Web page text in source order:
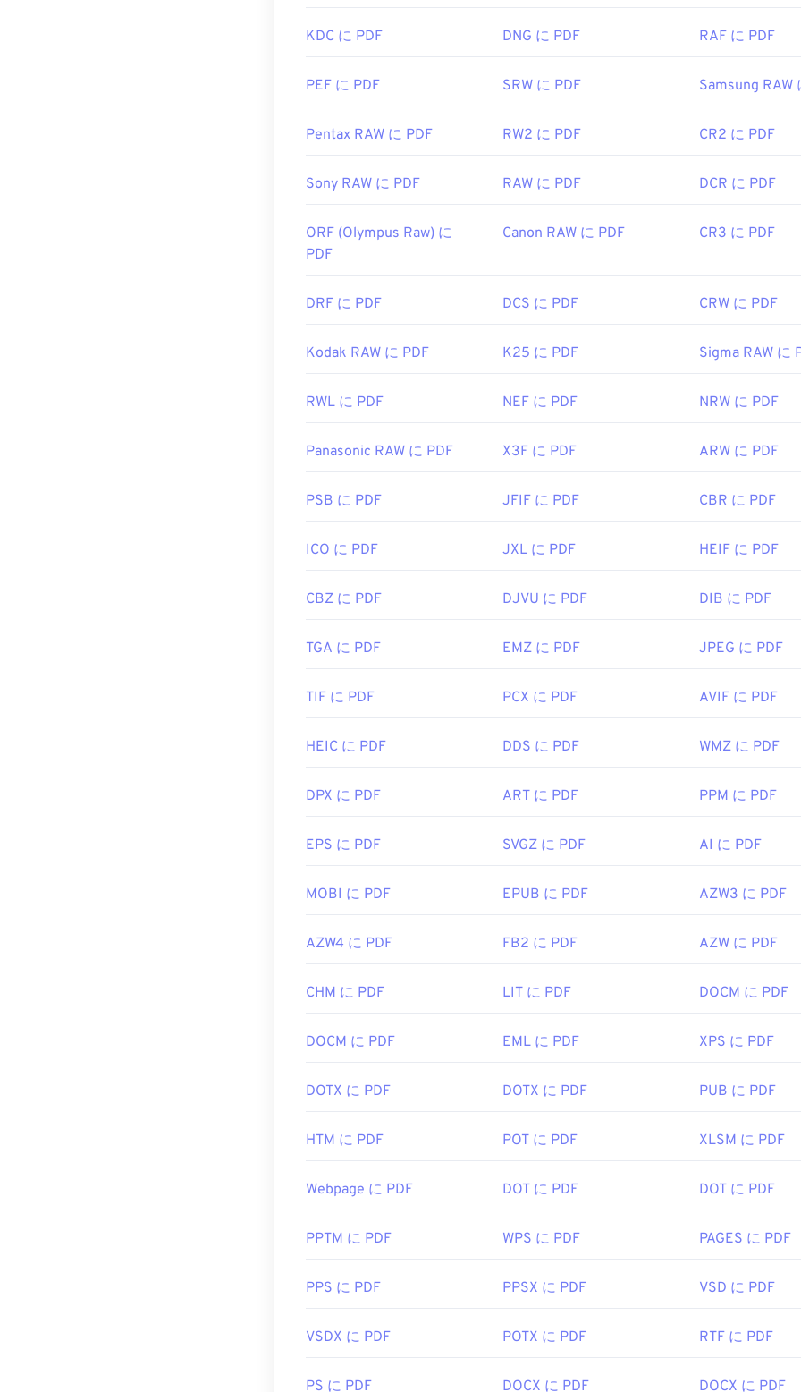
役立つリンク:
https://acrobat.adobe.com/us/en/why-adobe/about-adobe-pdf.html
KDC に PDF DNG に PDF RAF に PDF
PEF に PDF SRW に PDF Samsung RAW
Pentax RAW に PDF RW2 に PDF CR2 に PDF
Sony RAW に PDF RAW に PDF DCR に PDF
ORF (Olympus Raw) に
PDF
Canon RAW に PDF CR3 に PDF
DRF に PDF DCS に PDF CRW に PDF
Kodak RAW に PDF K25 に PDF Sigma RAW に
RWL に PDF NEF に PDF NRW に PDF
Panasonic RAW に PDF X3F に PDF ARW に PDF
PSB に PDF JFIF に PDF CBR に PDF
ICO に PDF JXL に PDF HEIF に PDF
CBZ に PDF DJVU に PDF DIB に PDF
TGA に PDF EMZ に PDF JPEG に PDF
TIF に PDF PCX に PDF AVIF に PDF
HEIC に PDF DDS に PDF WMZ に PDF
DPX に PDF ART に PDF PPM に PDF
EPS に PDF SVGZ に PDF AI に PDF
MOBI に PDF EPUB に PDF AZW3 に PDF
AZW4 に PDF FB2 に PDF AZW に PDF
CHM に PDF LIT に PDF DOCM に PDF
DOCM に PDF EML に PDF XPS に PDF
DOTX に PDF DOTX に PDF PUB に PDF
HTM に PDF POT に PDF XLSM に PDF
Webpage に PDF DOT に PDF DOT に PDF
PPTM に PDF WPS に PDF PAGES に PDF
PPS に PDF PPSX に PDF VSD に PDF
VSDX に PDF POTX に PDF RTF に PDF
PS に PDF DOCX に PDF DOCX に PDF